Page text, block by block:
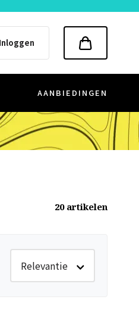
Inloggen
AANBIEDINGEN
20 artikelen
Relevantie